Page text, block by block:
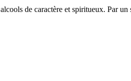
de caractère et spiritueux. Par